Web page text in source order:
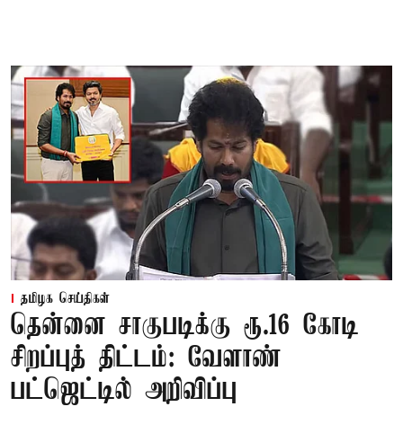
தமிழக செய்திகள்
தென்னை சாகுபடிக்கு ரூ.16 கோடி
சிறப்புத் திட்டம்: வேளாண்
பட்ஜெட்டில் அறிவிப்பு